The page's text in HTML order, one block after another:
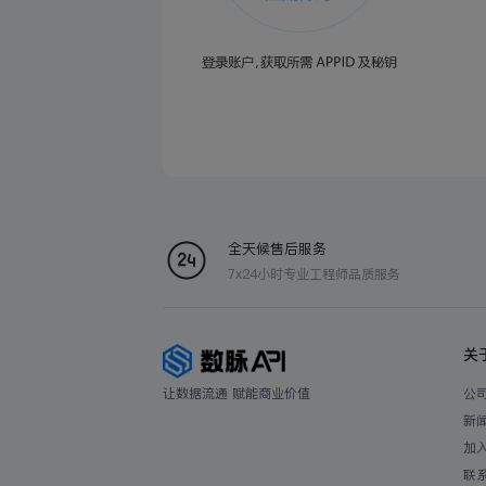
全天候售后服务
7x24小时专业工程师品质服务
让数据流通 赋能商业价值
关
公
新
加
联